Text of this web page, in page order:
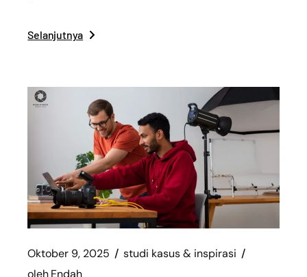
Selanjutnya
Oktober 9, 2025
studi kasus & inspirasi
olehEndah